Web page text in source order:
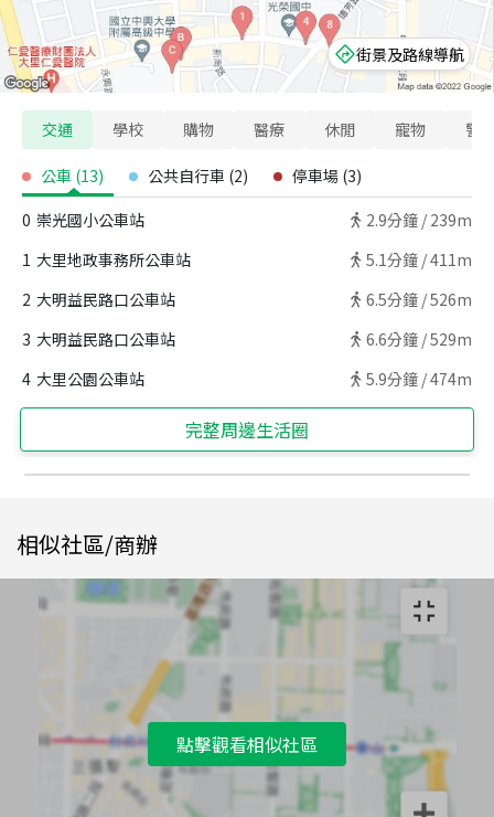
街景及路線導航
交通 學校 購物 醫療 休閒 寵物 警
公車 (13) 公共自行車 (2) 停車場 (3)
0 崇光國小公車站 2.9分鐘 / 239m
1 大里地政事務所公車站 5.1分鐘 /411m
2 大明益民路口公車站 6.5分鐘 /526m
3 大明益民路口公車站 6.6分鐘 /529m
4 大里公園公車站 5.9分鐘 /474m
完整周邊生活圈
相似社區/商辦
點擊觀看相似社區